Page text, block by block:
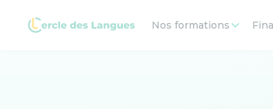
Nos formations